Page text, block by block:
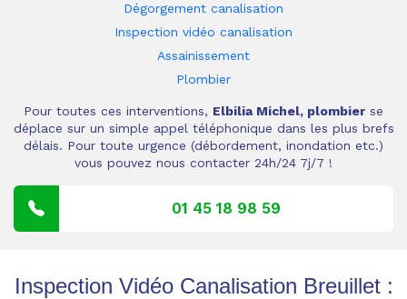
Dégorgement canalisation
Inspection vidéo canalisation
Assainissement
Plombier
Pour toutes ces interventions, Elbilia Michel, plombier se
déplace sur un simple appel téléphonique dans les plus brefs
délais. Pour toute urgence (débordement, inondation etc.)
vous pouvez nous contacter 24h/24 7j/7 !
01 45 18 98 59
Inspection Vidéo Canalisation Breuillet :